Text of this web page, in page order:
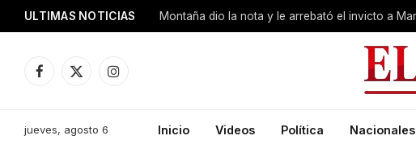
ULTIMAS NOTICIAS Montaña dio la nota y le arrebató el invicto a
Facebook
X
Instagram
jueves, agosto 6 Inicio Videos Política Nacionales